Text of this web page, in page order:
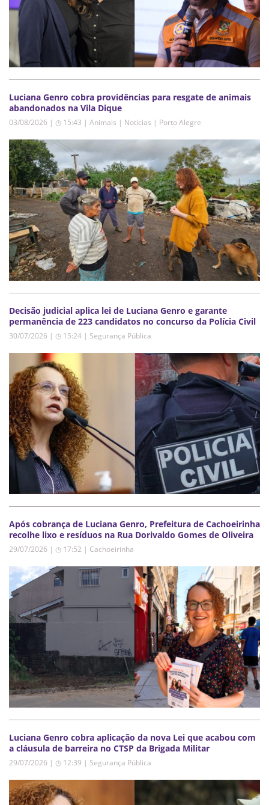
Luciana Genro cobra providências para resgate de animais
abandonados na Vila Dique
03/08/2026 | ◷ 15:43 | Animais | Notícias | Porto Alegre
Decisão judicial aplica lei de Luciana Genro e garante
permanência de 223 candidatos no concurso da Polícia Civil
30/07/2026 | ◷ 15:24 | Segurança Pública
Após cobrança de Luciana Genro, Prefeitura de Cachoeirinha
recolhe lixo e resíduos na Rua Dorivaldo Gomes de Oliveira
29/07/2026 | ◷ 17:52 | Cachoeirinha
Luciana Genro cobra aplicação da nova Lei que acabou com
a cláusula de barreira no CTSP da Brigada Militar
29/07/2026 | ◷ 12:39 | Segurança Pública